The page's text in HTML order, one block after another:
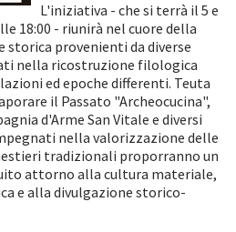
L'iniziativa - che si terrà il 5 e
18:00 - riunirà nel cuore della
provenienti da diverse
nella ricostruzione filologica
ed epoche differenti. Teuta
il Passato "Archeocucina",
d'Arme San Vitale e diversi
nella valorizzazione delle
tradizionali proporranno un
attorno alla cultura materiale,
e alla divulgazione storico-